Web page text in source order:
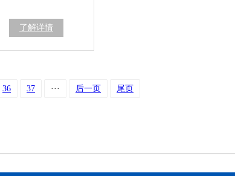
了解详情
36 37 ··· 后一页 尾页